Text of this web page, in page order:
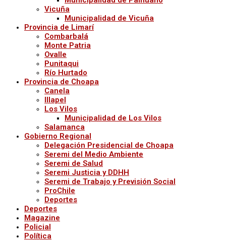
Vicuña
Municipalidad de Vicuña
Provincia de Limarí
Combarbalá
Monte Patria
Ovalle
Punitaqui
Río Hurtado
Provincia de Choapa
Canela
Illapel
Los Vilos
Municipalidad de Los Vilos
Salamanca
Gobierno Regional
Delegación Presidencial de Choapa
Seremi del Medio Ambiente
Seremi de Salud
Seremi Justicia y DDHH
Seremi de Trabajo y Previsión Social
ProChile
Deportes
Deportes
Magazine
Policial
Política